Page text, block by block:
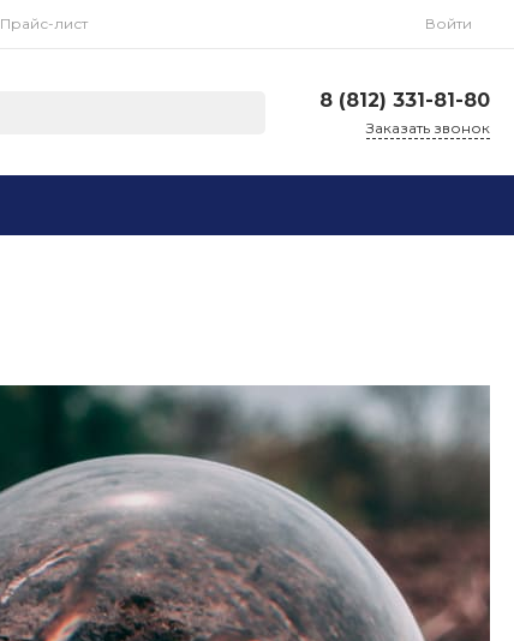
Прайс-лист Войти
8 (812) 331-81-80
Заказать звонок